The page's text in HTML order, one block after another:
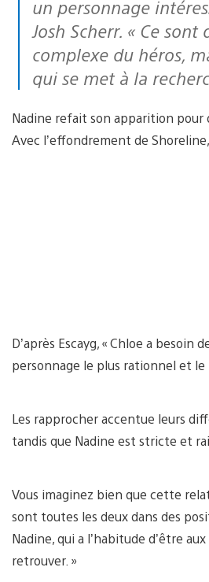
un personnage
Josh Scherr. « Ce
complexe du héros,
qui se met à la
Nadine refait son apparition pour
Avec l’effondrement de
D’après Escayg, « Chloe a besoin
personnage le plus rationnel et
Les rapprocher accentue leurs
tandis que Nadine est stricte et
Vous imaginez bien que cette
sont toutes les deux dans des
Nadine, qui a l’habitude d’être
retrouver. »